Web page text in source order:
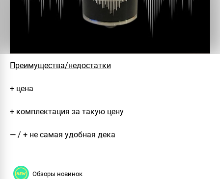
Преимущества/недостатки
+ цена
+ комплектация за такую цену
— / + не самая удобная дека
Обзоры новинок